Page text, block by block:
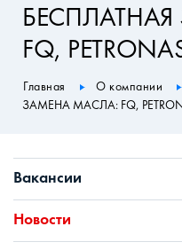
FQ,
Главная О компании
ЗАМЕНА МАСЛА: FQ,
Вакансии
Новости